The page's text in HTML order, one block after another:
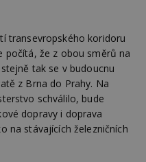
transevropského koridoru
počítá, že z obou směrů na
tak se v budoucnu
z Brna do Prahy. Na
schválilo, bude
dopravy i doprava
na stávajících železničních